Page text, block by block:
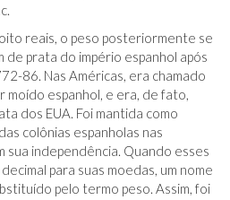
reais, o peso posteriormente se
de prata do império espanhol após
86. Nas Américas, era chamado
moído espanhol, e era, de fato,
dos EUA. Foi mantida como
colônias espanholas nas
sua independência. Quando esses
para suas moedas, um nome
pelo termo peso. Assim, foi